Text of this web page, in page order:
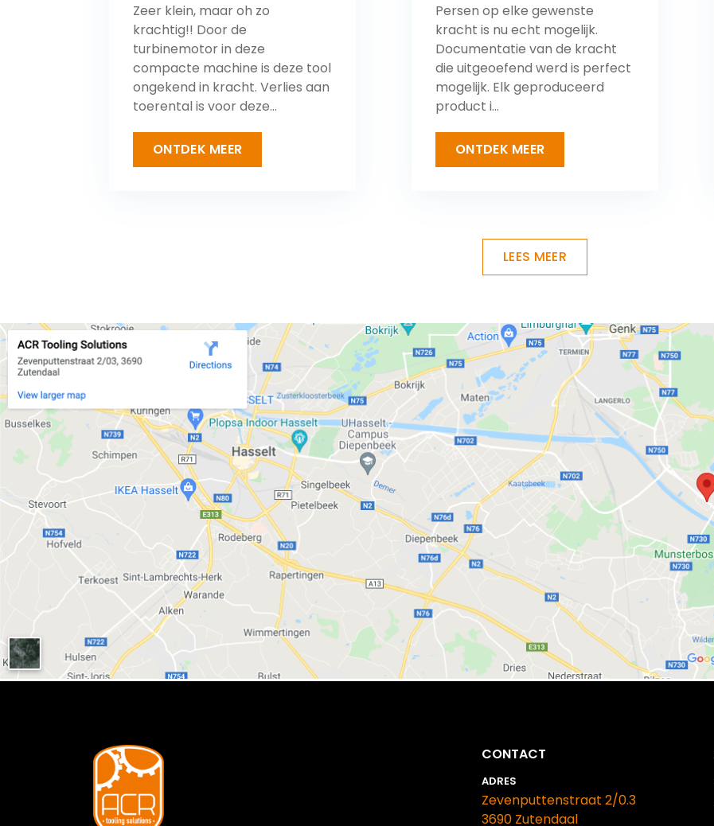
Zeer klein, maar oh zo
krachtig!! Door de
turbinemotor in deze
compacte machine is deze tool
ongekend in kracht. Verlies aan
toerental is voor deze...
ONTDEK MEER
Persen op elke gewenste
kracht is nu echt mogelijk.
Documentatie van de kracht
die uitgeoefend werd is perfect
mogelijk. Elk geproduceerd
product i...
ONTDEK MEER
LEES MEER
CONTACT
ADRES
Zevenputtenstraat 2/0.3
​​​​​​​3690 Zutendaal